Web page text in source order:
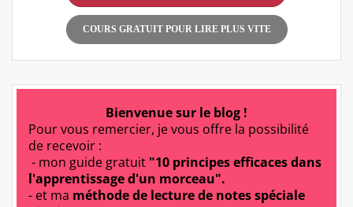
COURS GRATUIT POUR LIRE PLUS VITE